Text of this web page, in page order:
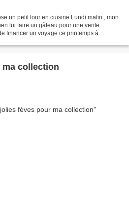
un petit tour en cuisine Lundi matin , mon
lui faire un gâteau pour une vente
financer un voyage ce printemps à
ma collection